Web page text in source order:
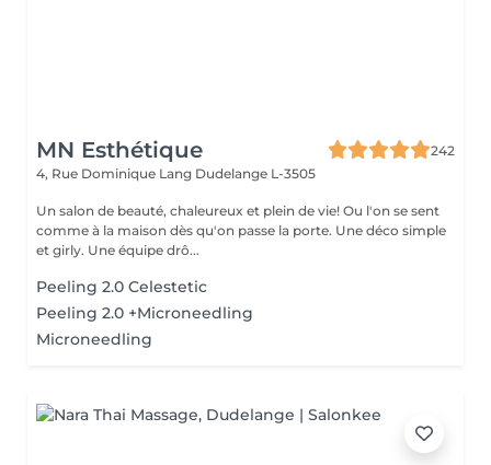
MN Esthétique
242
4, Rue Dominique Lang Dudelange L-3505
Un salon de beauté, chaleureux et plein de vie! Ou l'on se sent
comme à la maison dès qu'on passe la porte. Une déco simple
et girly. Une équipe drô...
Peeling 2.0 Celestetic
Peeling 2.0 +Microneedling
Microneedling